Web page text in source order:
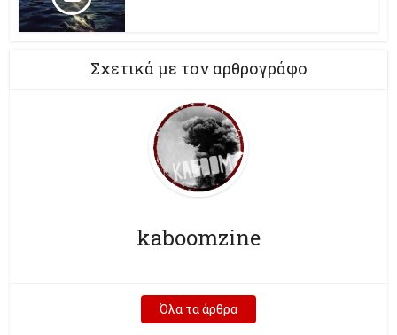
Σχετικά με τον αρθρογράφο
kaboomzine
Όλα τα άρθρα